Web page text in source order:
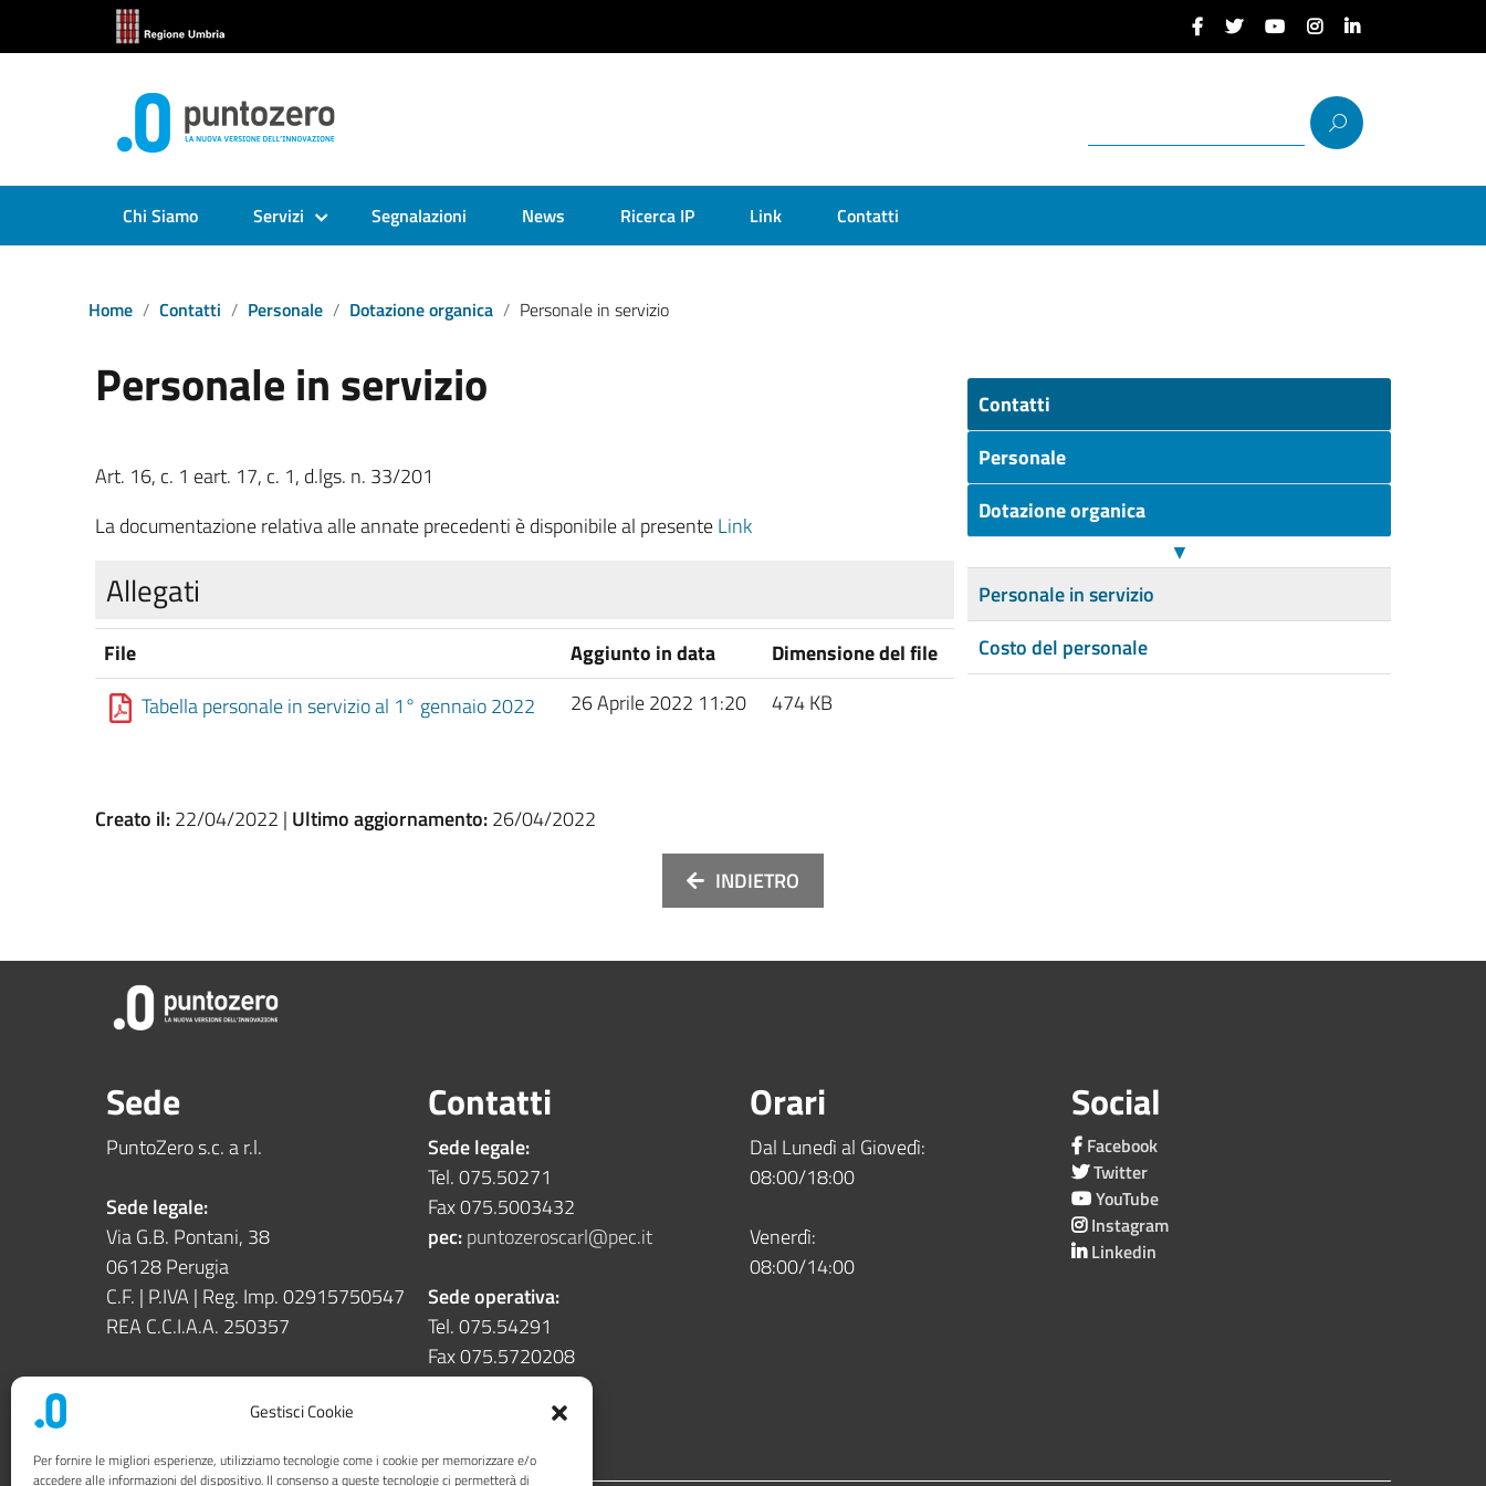
Gestisci Cookie
Per fornire le migliori esperienze, utilizziamo tecnologie come i cookie per memorizzare e/o
accedere alle informazioni del dispositivo. Il consenso a queste tecnologie ci permetterà di
Chi Siamo Servizi Segnalazioni News Ricerca IP Link Contatti
Home Contatti Personale Dotazione organica Personale in servizio
Personale in servizio
Art. 16, c. 1 eart. 17, c. 1, d.lgs. n. 33/201
La documentazione relativa alle annate precedenti è disponibile al presenteLink
Allegati
File Aggiunto in data
Dimensione del file
Tabella personale in servizio al 1° gennaio 2022
26 Aprile 2022 11:20 474 KB
Creato il:22/04/2022 | Ultimo aggiornamento:26/04/2022
Contatti
Personale
Dotazione organica
▼
Personale in servizio
Costo del personale
INDIETRO
Sede
PuntoZero s.c. a r.l.
Sede legale:
Via G.B. Pontani, 38
06128 Perugia
C.F. | P.IVA | Reg. Imp. 02915750547
REA C.C.I.A.A. 250357
Sede operativa:
Via Enrico dal Pozzo snc
Contatti
Sede legale:
Tel. 075.50271
Fax 075.5003432
pec:puntozeroscarl@pec.it
Sede operativa:
Tel. 075.54291
Fax 075.5720208
Orari
Dal Lunedì al Giovedì:
08:00/18:00
Venerdì:
08:00/14:00
Social
Facebook
Twitter
YouTube
Instagram
Linkedin